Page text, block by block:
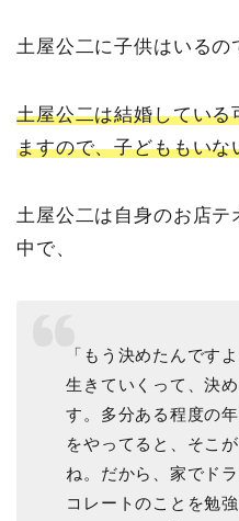
土屋公二に子供はいるの
土屋公二は結婚してい
ますので、子どももいな
土屋公二は自身のお店
中で、
「もう決めたんです
生きていくって、決
す。多分ある程度の
をやってると、そこ
ね。だから、家でド
コレートのことを勉